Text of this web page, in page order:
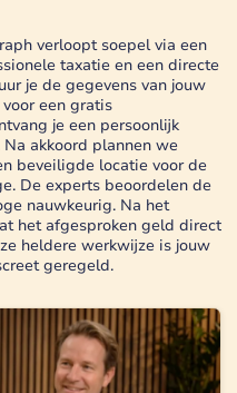
verloopt soepel via een
taxatie en een directe
je de gegevens van jouw
een gratis
je een persoonlijk
akkoord plannen we
beveiligde locatie voor de
De experts beoordelen de
nauwkeurig. Na het
het afgesproken geld direct
heldere werkwijze is jouw
geregeld.